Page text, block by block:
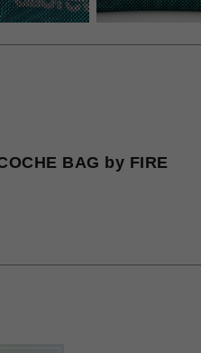
BAG by FIRE